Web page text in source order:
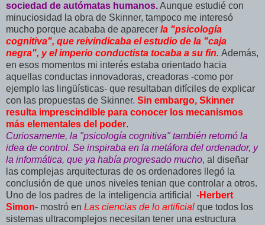
sociedad de autómatas humanos.Aunque estudié con
minuciosidad la obra de Skinner, tampoco me interesó
mucho porque acababa de aparecer la "psicología
cognitiva", que reivindicaba el estudio de la "caja
negra", y el imperio conductista tocaba a su fin. Además,
en esos momentos mi interés estaba orientado hacia
aquellas conductas innovadoras, creadoras -como por
ejemplo las lingüísticas- que resultaban difíciles de explicar
con las propuestas de Skinner. Sin embargo, Skinner
resulta imprescindible para conocer los mecanismos
más elementales del poder.
Curiosamente, la "psicología cognitiva" también retomó la
idea de control. Se inspiraba en la metáfora del ordenador, y
la informática, que ya había progresado mucho, al diseñar
las complejas arquitecturas de os ordenadores llegó la
conclusión de que unos niveles tenian que controlar a otros.
Uno de los padres de la inteligencia artificial -Herbert
Simon- mostró en Las ciencias de lo artificial que todos los
sistemas ultracomplejos necesitan tener una estructura